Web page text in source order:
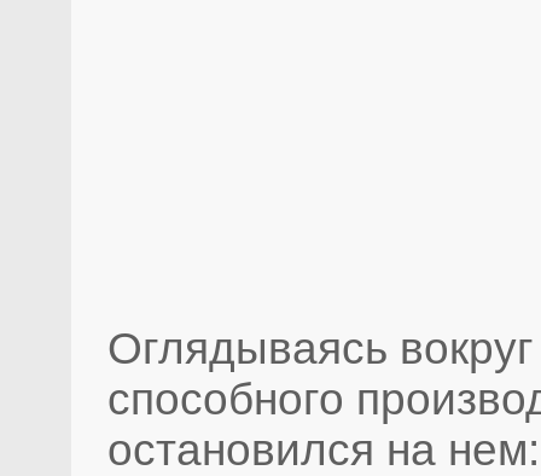
Оглядываясь
способного
остановился на нем: